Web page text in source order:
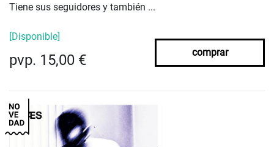
Tiene sus seguidores y también ...
[Disponible]
pvp. 15,00 € comprar